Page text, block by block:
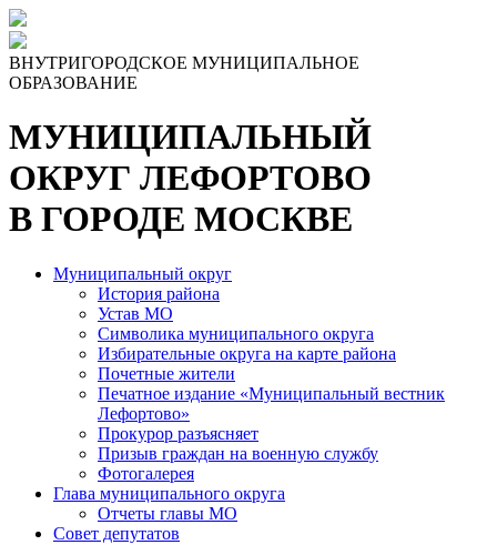
Skip
to
the
content
ВНУТРИГОРОДСКОЕ МУНИЦИПАЛЬНОЕ
ОБРАЗОВАНИЕ
МУНИЦИПАЛЬНЫЙ
ОКРУГ ЛЕФОРТОВО
В ГОРОДЕ МОСКВЕ
Муниципальный округ
История района
Устав МО
Символика муниципального округа
Избирательные округа на карте района
Почетные жители
Печатное издание «Муниципальный вестник
Лефортово»
Прокурор разъясняет
Призыв граждан на военную службу
Фотогалерея
Глава муниципального округа
Отчеты главы МО
Совет депутатов